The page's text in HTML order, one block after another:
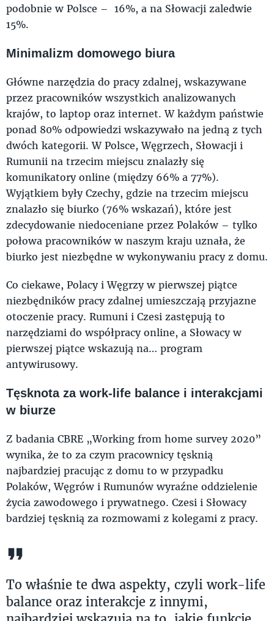
podobnie w Polsce – 16%, a na Słowacji zaledwie
15%.
Minimalizm domowego biura
Główne narzędzia do pracy zdalnej, wskazywane
przez pracowników wszystkich analizowanych
krajów, to laptop oraz internet. W każdym państwie
ponad 80% odpowiedzi wskazywało na jedną z tych
dwóch kategorii. W Polsce, Węgrzech, Słowacji i
Rumunii na trzecim miejscu znalazły się
komunikatory online (między 66% a 77%).
Wyjątkiem były Czechy, gdzie na trzecim miejscu
znalazło się biurko (76% wskazań), które jest
zdecydowanie niedoceniane przez Polaków – tylko
połowa pracowników w naszym kraju uznała, że
biurko jest niezbędne w wykonywaniu pracy z domu.
Co ciekawe, Polacy i Węgrzy w pierwszej piątce
niezbędników pracy zdalnej umieszczają przyjazne
otoczenie pracy. Rumuni i Czesi zastępują to
narzędziami do współpracy online, a Słowacy w
pierwszej piątce wskazują na… program
antywirusowy.
Tęsknota za work-life balance i interakcjami
w biurze
Z badania CBRE „Working from home survey 2020”
wynika, że to za czym pracownicy tęsknią
najbardziej pracując z domu to w przypadku
Polaków, Węgrów i Rumunów wyraźne oddzielenie
życia zawodowego i prywatnego. Czesi i Słowacy
bardziej tęsknią za rozmowami z kolegami z pracy.
To właśnie te dwa aspekty, czyli work-life
balance oraz interakcje z innymi,